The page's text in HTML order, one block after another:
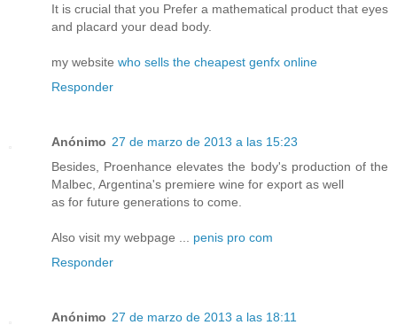
It is crucial that you Prefer a mathematical product that eyes
and placard your dead body.
my website who sells the cheapest genfx online
Responder
Anónimo 27 de marzo de 2013 a las 15:23
Besides, Proenhance elevates the body's production of the
Malbec, Argentina's premiere wine for export as well
as for future generations to come.
Also visit my webpage ... penis pro com
Responder
Anónimo 27 de marzo de 2013 a las 18:11